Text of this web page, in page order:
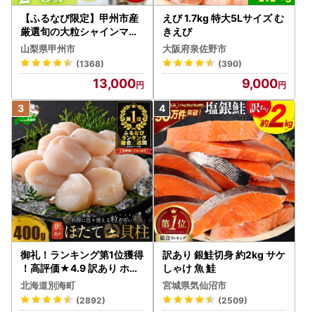
【ふるなび限定】甲州市産
厳選旬の大粒シャインマス
カット 約1.3kg 2～3房【2
026年発送】（MG）B12-
472 FN-Limited-VO シャ
インマスカット フルーツ
山梨県甲州市
(1368)
13,000
えび 1.7kg 特大5Lサイズ む
きえび
大阪府泉佐野市
(390)
9,000
御礼！ランキング第1位獲得
！高評価★4.9 訳あり ホタ
テ 400g（ほたて 帆立 貝柱
冷凍 ）
北海道別海町
(2892)
訳あり 銀鮭切身 約2kg サケ
しゃけ 魚 鮭
宮城県気仙沼市
(2509)